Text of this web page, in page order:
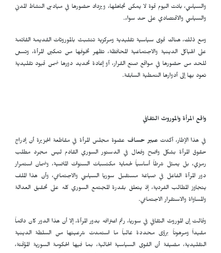
والسياسي، باتت اليوم قوة لا يمكن تجاهلها، ويزداد حضورها في ميادين النشاط المدني
والسياسي والاقتصادي على حد سواء.
ومع ذلك، هناك قوى سياسية تقليدية ومركزية تتشبث بالموروثات القديمة القائمة
على الهياكل الدينية والاجتماعية المحافظة، تظهر تخوفها من تمكين المرأة، وتسعى
للحد من حضورها في مواقع صنع القرار، أو إعادة تحديد دورها ضمن قيود تقليدية
تعود بها إلى أدوارها النمطية السابقة.
واقع المرأة والموروث الثقافي
في هذا الإطار، أكدتعبير حساف عضوة مجلس المرأة في مقاطعة الجزيرة أن إدراج
حقوق المرأة بشكل واضح وفعال في الدستور السوري القادم ليس مجرد مطلب
رمزي، بل يمثل شرطاً أساسياً لحماية مكتسبات السنوات الماضية، وضمان استمرار
دور المرأة الفاعل في صياغة مستقبل سوريا السياسي والاجتماعي، وأن هذا الملف
يتجاوز المطالب الفردية، إذ يتعلق بقدرة المجتمع السوري كله على تحقيق العدالة
والمساواة والاستقرار الاجتماعي.
وقالت إن الموروث الثقافي في سوريا، رغم اعترافه بدور المرأة، إلا أن هذا الدور كان دائماً
مقيداً ومرهوناً برؤى محددة غالباً ما استمدت شرعيتها من السلطة الدينية
التقليدية، مضيفة أن القوى السياسية الحالية، بما فيها الحكومة السورية المؤقتة،